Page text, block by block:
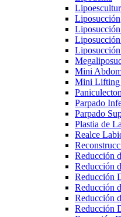
Liposucción
Mini
Mini Lifting
Parpado
Parpado
Plastia de
Realce
Reducción
Reducción
Reducción
Reducción
Reducción
Reducción